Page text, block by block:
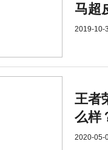
马超
2019-10-
王者
么样
2020-05-